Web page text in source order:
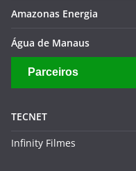
Amazonas Energia
Água de Manaus
Parceiros
TECNET
Infinity Filmes